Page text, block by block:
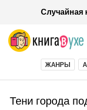
Случайная
ЖАНРЫ
Тени города